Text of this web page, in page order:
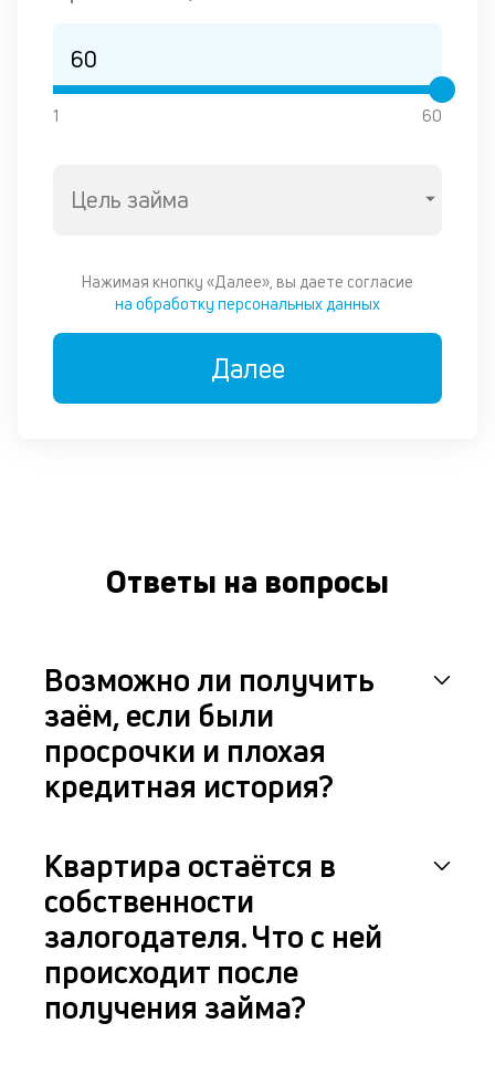
1 60
Цель займа
Нажимая кнопку «Далее», вы даете согласие
на обработку персональных данных
Далее
Ответы на вопросы
Возможно ли получить
заём, если были
просрочки и плохая
кредитная история?
Квартира остаётся в
собственности
залогодателя. Что с ней
происходит после
получения займа?